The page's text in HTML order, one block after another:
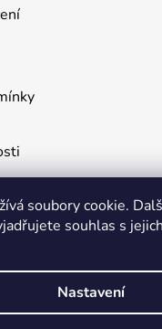
soubory cookie.
souhlas s
Nastavení
údajů